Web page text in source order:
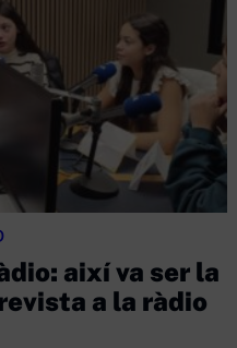
així va ser la
a la ràdio